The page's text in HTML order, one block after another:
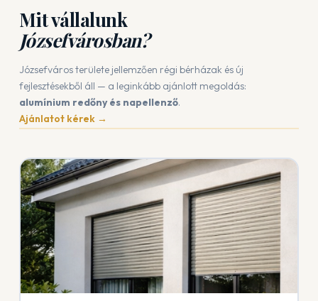
Mit vállalunk
Józsefvárosban?
Józsefváros területe jellemzően régi bérházak és új
fejlesztésekből áll — a leginkább ajánlott megoldás:
alumínium redőny és napellenző.
Ajánlatot kérek →